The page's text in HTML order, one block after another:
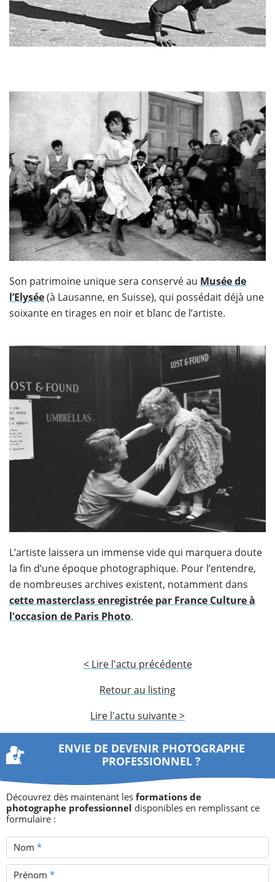
Son patrimoine unique sera conservé au Musée de
l’Elysée(à Lausanne, en Suisse), qui possédait déjà une
soixante en tirages en noir et blanc de l’artiste.
L’artiste laissera un immense vide qui marquera doute
la fin d’une époque photographique. Pour l’entendre,
de nombreuses archives existent, notamment dans
cette masterclass enregistrée par France Culture à
l'occasion de Paris Photo.
< Lire l'actu précédente
Retour au listing
Lire l'actu suivante >
ENVIE DE DEVENIR PHOTOGRAPHE
PROFESSIONNEL ?
Découvrez dès maintenant les formations de
photographe professionnel disponibles en remplissant ce
formulaire :
Nom *
Prénom *